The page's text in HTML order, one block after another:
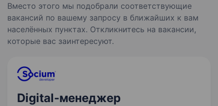
Вместо этого мы подобрали соответствующие
вакансий по вашему запросу в ближайших к вам
населённых пунктах. Откликнитесь на вакансии,
которые вас заинтересуют.
Digital-менеджер